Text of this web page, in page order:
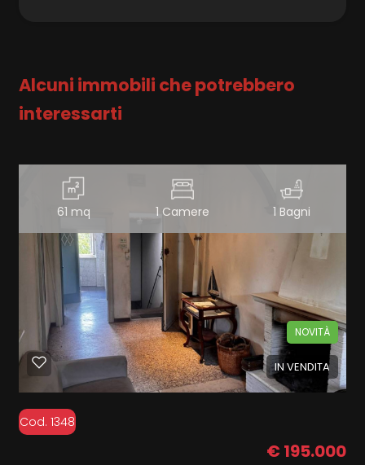
Alcuni immobili che potrebbero
interessarti
61 mq 1 Camere 1 Bagni
IN VENDITA
NOVITÀ
Cod. 1348
€ 195.000